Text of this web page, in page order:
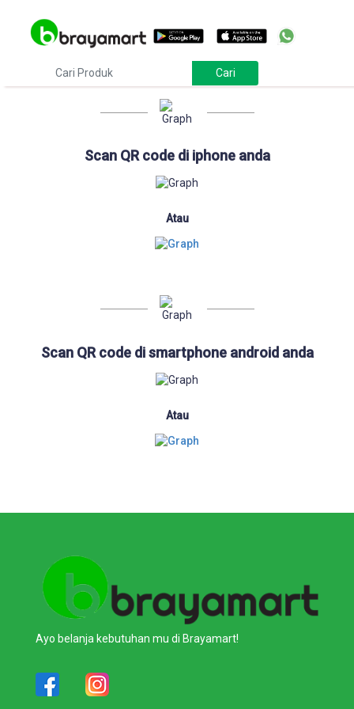
Download
Scan QR code di iphone anda
Atau
Scan QR code di smartphone android anda
Atau
Ayo belanja kebutuhan mu di Brayamart!